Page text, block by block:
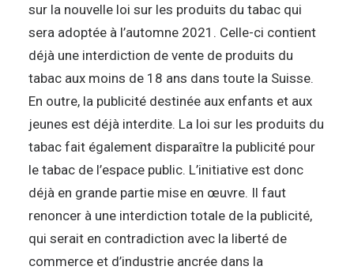
sur la nouvelle loi sur les produits du tabac qui
sera adoptée à l’automne 2021. Celle-ci contient
déjà une interdiction de vente de produits du
tabac aux moins de 18 ans dans toute la Suisse.
En outre, la publicité destinée aux enfants et aux
jeunes est déjà interdite. La loi sur les produits du
tabac fait également disparaître la publicité pour
le tabac de l’espace public. L’initiative est donc
déjà en grande partie mise en œuvre. Il faut
renoncer à une interdiction totale de la publicité,
qui serait en contradiction avec la liberté de
commerce et d’industrie ancrée dans la